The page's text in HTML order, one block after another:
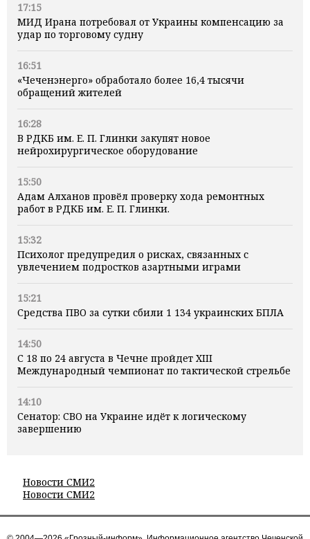
17:15
МИД Ирана потребовал от Украины компенсацию за
удар по торговому судну
16:51
«Чеченэнерго» обработало более 16,4 тысячи
обращений жителей
16:28
В РДКБ им. Е. П. Глинки закупят новое
нейрохирургическое оборудование
15:50
Адам Алханов провёл проверку хода ремонтных
работ в РДКБ им. Е. П. Глинки.
15:32
Психолог предупредил о рисках, связанных с
увлечением подростков азартными играми
15:21
Средства ПВО за сутки сбили 1 134 украинских БПЛА
14:50
С 18 по 24 августа в Чечне пройдет XIII
Международный чемпионат по тактической стрельбе
14:10
Сенатор: СВО на Украине идёт к логическому
завершению
Новости СМИ2
Новости СМИ2